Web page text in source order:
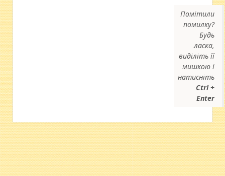
Помітили
помилку?
Будь
ласка,
виділіть її
мишкою і
натисніть
Ctrl +
Enter